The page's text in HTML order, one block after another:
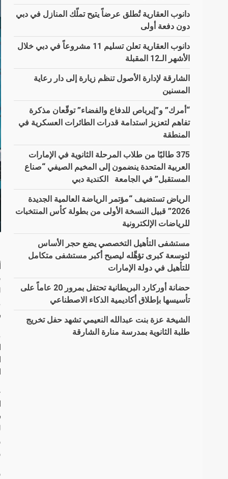
دانوب العقارية تُطلق عرضاً يتيح تملّك المنازل في دبي
دون دفعة أولى
دانوب العقارية تعلن تسليم 11 مشروعاً في دبي خلال
الأشهر الـ12 المقبلة
الشارقة لإدارة الأصول تنظم زيارة إلى دار رعاية
المسنين
“أمرك” و”إيرباص للدفاع والفضاء” توقّعان مذكرة
تفاهم لتعزيز استدامة قدرات الطائرات العسكرية في
المنطقة
375 طالبًا من طلاب المرحلة الثانوية في الإمارات
العربية المتحدة ينضمون إلى المخيم الصيفي “صناع
المستقبل” في الجامعة الكندية دبي
الرياض تستضيف “مؤتمر الرياضة العالمية الجديدة
2026” قبيل النسخة الأولى من بطولة كأس المنتخبات
للرياضات الإلكترونية
مستشفى التأهيل التخصصي يضع حجر الأساس
لتوسعة كبرى تؤهِّله ليصبح أكبر مستشفى متكامل
للتأهيل في دولة الإمارات
حضانة أوركارد البريطانية تحتفل بمرور 20 عاماً على
تأسيسها بإطلاق أكاديمية الذكاء الاصطناعي
الشيخة عزة بنت عبدالله النعيمي تشهد حفل تخريج
طلبة الثانوية بمدرسة منارة الشارقة